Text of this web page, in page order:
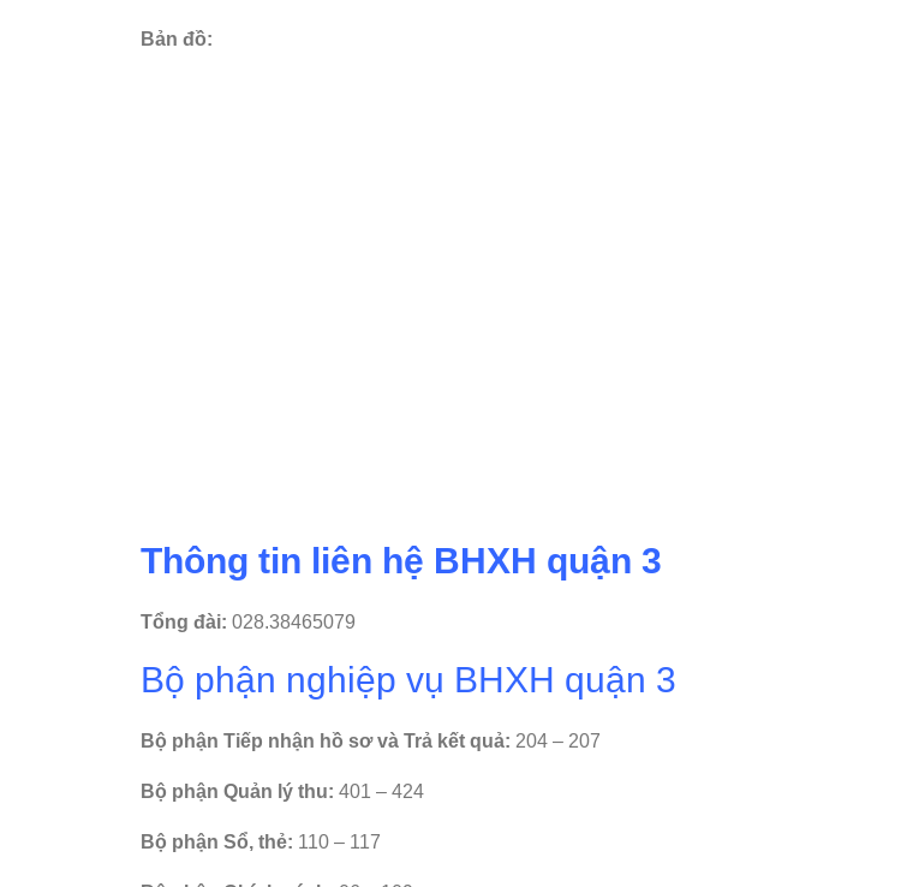
Bản đồ:
Thông tin liên hệ BHXH quận 3
Tổng đài: 028.38465079
Bộ phận nghiệp vụ BHXH quận 3
Bộ phận Tiếp nhận hồ sơ và Trả kết quả: 204 – 207
Bộ phận Quản lý thu: 401 – 424
Bộ phận Sổ, thẻ: 110 – 117